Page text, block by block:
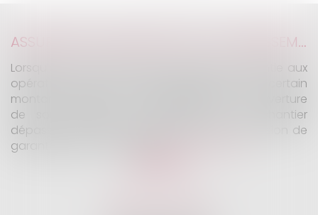
ASSURANCE CONSTRUCTION : LE DÉPASSEMENT DU MONTANT MAXIMAL GARANTI PEUT EXCLURE TOUTE COUVERTURE
Lorsqu'un contrat d'assurance limite sa garantie aux
opérations dont le coût n'excède pas un certain
montant, l'assuré ne peut prétendre à la couverture
de son assureur s'il intervient sur un chantier
dépassant ce seuil sans avoir obtenu l'extension de
garantie prévue au contrat...